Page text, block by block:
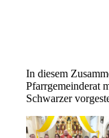
In diesem
Pfarrgemeinderat
Schwarzer